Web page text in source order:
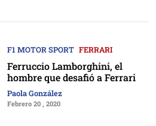
F1 MOTOR SPORT FERRARI
Ferruccio Lamborghini, el
hombre que desafió a Ferrari
Paola González
Febrero 20 , 2020